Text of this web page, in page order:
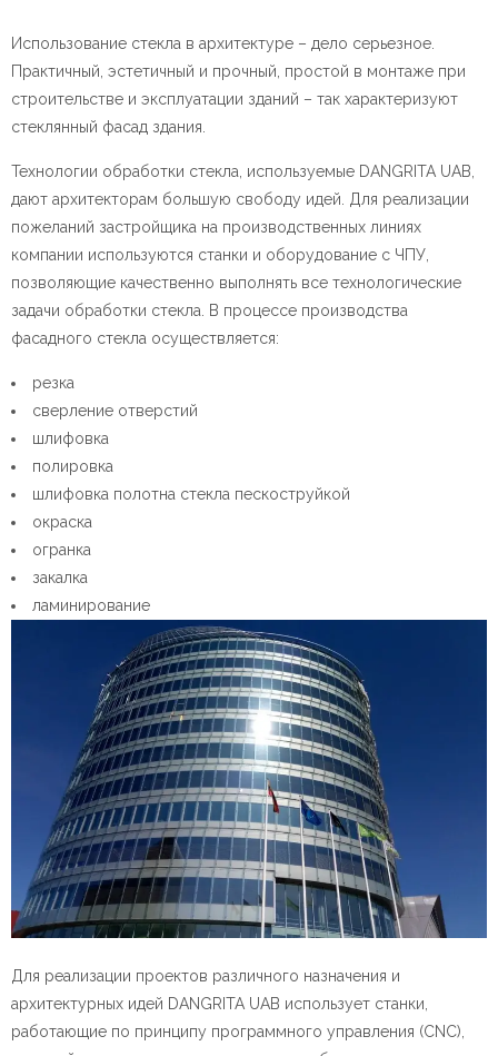
Использование стекла в архитектуре – дело серьезное.
Практичный, эстетичный и прочный, простой в монтаже при
строительстве и эксплуатации зданий – так характеризуют
стеклянный фасад здания.
Технологии обработки стекла, используемые DANGRITA UAB,
дают архитекторам большую свободу идей. Для реализации
пожеланий застройщика на производственных линиях
компании используются станки и оборудование с ЧПУ,
позволяющие качественно выполнять все технологические
задачи обработки стекла. B процессе производства
фасадного стекла осуществляется:
резка
сверление отверстий
шлифовка
полировка
шлифовка полотна стекла пескоструйкой
окраска
огранка
закалка
ламинирование
Для реализации проектов различного назначения и
архитектурных идей DANGRITA UAB использует станки,
работающие по принципу программного управления (CNC),